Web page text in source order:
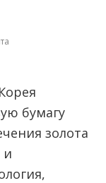
бумагу
золота
и